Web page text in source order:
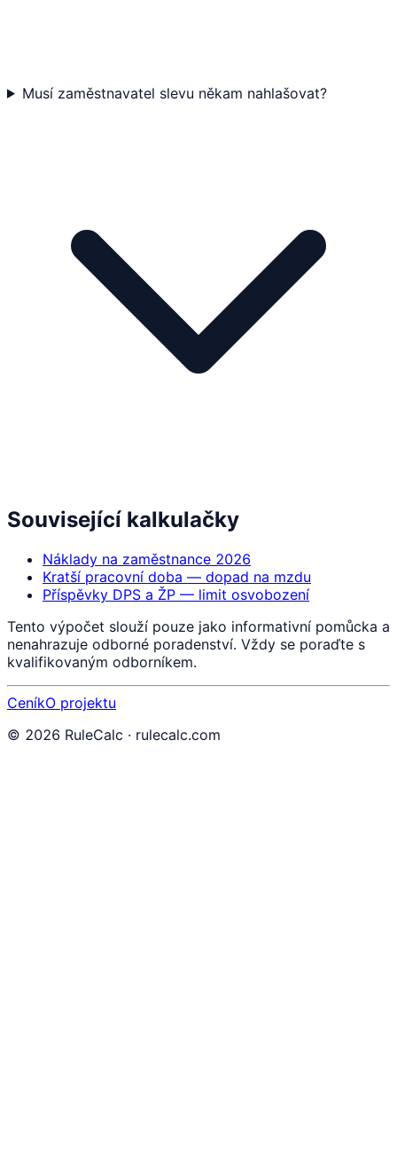
Musí zaměstnavatel slevu někam nahlašovat?
Související kalkulačky
Náklady na zaměstnance 2026
Kratší pracovní doba — dopad na mzdu
Příspěvky DPS a ŽP — limit osvobození
Tento výpočet slouží pouze jako informativní pomůcka a
nenahrazuje odborné poradenství. Vždy se poraďte s
kvalifikovaným odborníkem.
CeníkO projektu
© 2026 RuleCalc · rulecalc.com